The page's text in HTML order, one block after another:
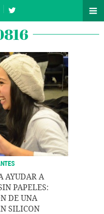
AYUDAR A
PAPELES:
DE UNA
SILICON